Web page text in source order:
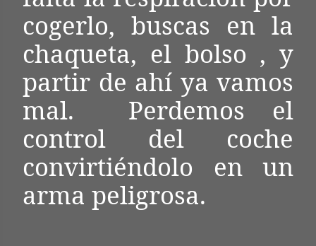
cogerlo, buscas en la
chaqueta, el bolso , y
partir de ahí ya vamos
mal.
Perdemos el
control del coche
convirtiéndolo en un
arma peligrosa.